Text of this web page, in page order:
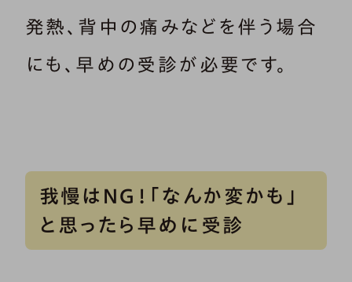
発熱、背中の痛みなどを伴う場合
にも、早めの受診が必要です。
我慢はNG！「なんか変かも」
と思ったら早めに受診